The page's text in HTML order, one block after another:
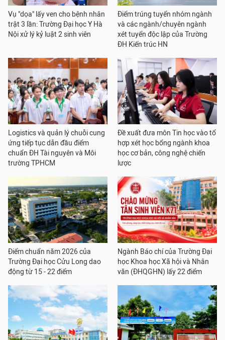
Vụ "dọa" lấy ven cho bệnh nhân
trật 3 lần: Trường Đại học Y Hà
Nội xử lý kỷ luật 2 sinh viên
Điểm trúng tuyển nhóm ngành
và các ngành/chuyên ngành
xét tuyển độc lập của Trường
ĐH Kiến trúc HN
Logistics và quản lý chuỗi cung
ứng tiếp tục dẫn đầu điểm
chuẩn ĐH Tài nguyên và Môi
trường TPHCM
Đề xuất đưa môn Tin học vào tổ
hợp xét học bổng ngành khoa
học cơ bản, công nghệ chiến
lược
Điểm chuẩn năm 2026 của
Trường Đại học Cửu Long dao
động từ 15 - 22 điểm
Ngành Báo chí của Trường Đại
học Khoa học Xã hội và Nhân
văn (ĐHQGHN) lấy 22 điểm